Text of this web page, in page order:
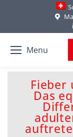
Menu
Fieber
Das